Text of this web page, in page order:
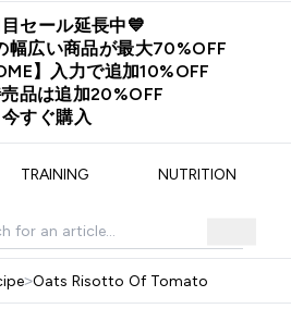
セール延長中💙
幅広い商品が最大70%OFF
】入力で追加10%OFF
品は追加20%OFF
今すぐ購入
TRAINING NUTRITION
>Oats Risotto Of Tomato